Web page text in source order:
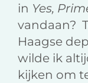
in Yes,
vandaan?
Haagse
wilde ik
kijken om